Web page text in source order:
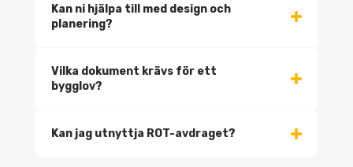
Kan ni hjälpa till med design och
planering?
Vilka dokument krävs för ett
bygglov?
Kan jag utnyttja ROT-avdraget?